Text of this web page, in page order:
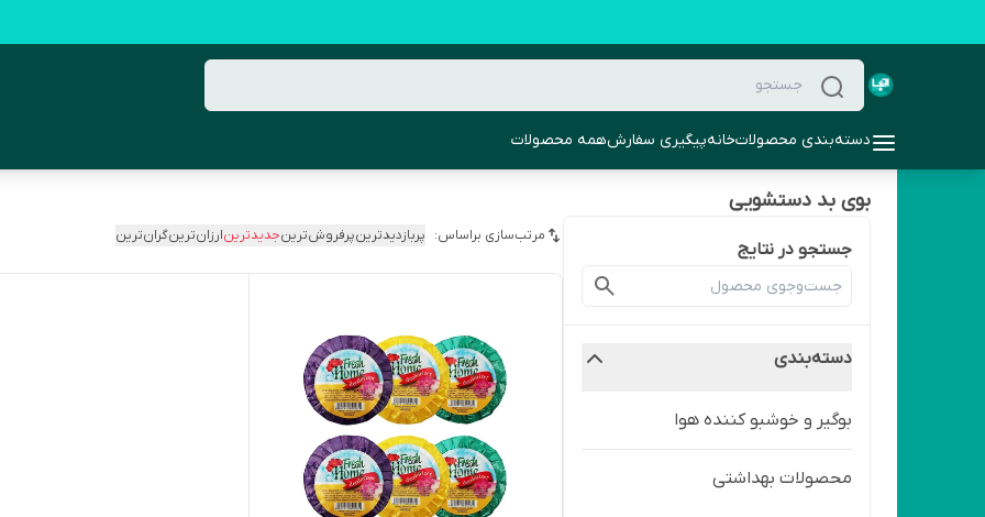
دسته‌بندی محصولاتخانهپیگیری سفارشهمه محصولات
بوی بد دستشویی
جستجو در نتایج
دسته‌بندی
بوگیر و خوشبو کننده هوا
محصولات بهداشتی
مرتب‌سازی براساس: پربازدیدترینپرفروش‌ترینجدیدترینارزان‌ترینگران‌ترین